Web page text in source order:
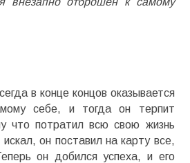
в конце концов оказывается
себе, и тогда он терпит
что потратил всю свою жизнь
он поставил на карту все,
он добился успеха, и его